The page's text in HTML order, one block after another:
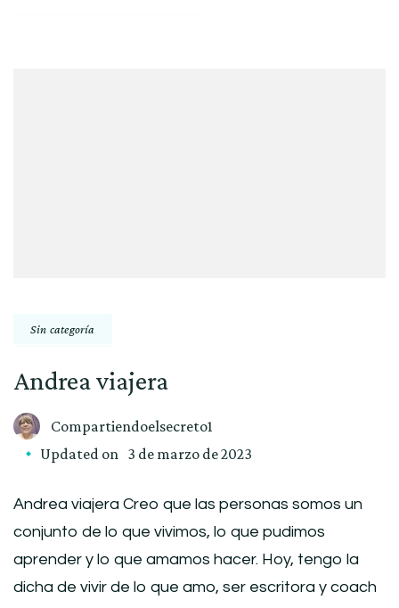
Sin categoría
Andrea viajera
Compartiendoelsecreto1
Updated on 3 de marzo de 2023
Andrea viajera Creo que las personas somos un
conjunto de lo que vivimos, lo que pudimos
aprender y lo que amamos hacer. Hoy, tengo la
dicha de vivir de lo que amo, ser escritora y coach